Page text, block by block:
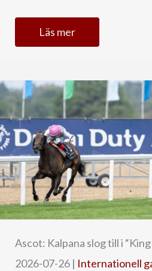
Läs mer
Ascot: Kalpana slog till i
2026-07-26 | Internationell